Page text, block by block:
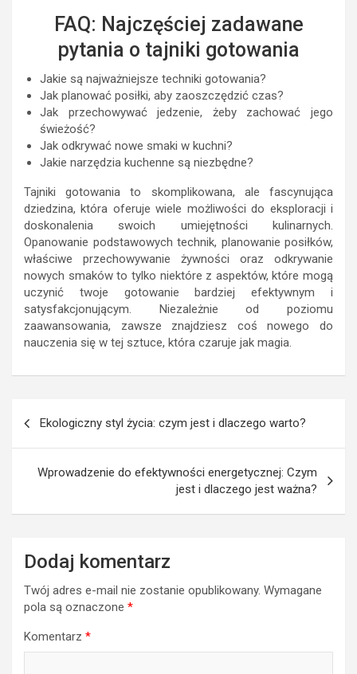
FAQ: Najczęściej zadawane
pytania o tajniki gotowania
Jakie są najważniejsze techniki gotowania?
Jak planować posiłki, aby zaoszczędzić czas?
Jak przechowywać jedzenie, żeby zachować jego
świeżość?
Jak odkrywać nowe smaki w kuchni?
Jakie narzędzia kuchenne są niezbędne?
Tajniki gotowania to skomplikowana, ale fascynująca
dziedzina, która oferuje wiele możliwości do eksploracji i
doskonalenia swoich umiejętności kulinarnych.
Opanowanie podstawowych technik, planowanie posiłków,
właściwe przechowywanie żywności oraz odkrywanie
nowych smaków to tylko niektóre z aspektów, które mogą
uczynić twoje gotowanie bardziej efektywnym i
satysfakcjonującym. Niezależnie od poziomu
zaawansowania, zawsze znajdziesz coś nowego do
nauczenia się w tej sztuce, która czaruje jak magia.
Ekologiczny styl życia: czym jest i dlaczego warto?
Wprowadzenie do efektywności energetycznej: Czym
jest i dlaczego jest ważna?
Dodaj komentarz
Twój adres e-mail nie zostanie opublikowany. Wymagane
pola są oznaczone *
Komentarz *